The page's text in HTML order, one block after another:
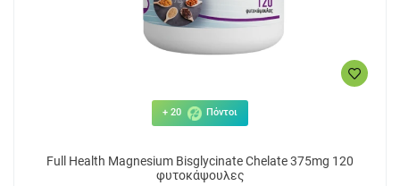
+ 20 Πόντοι
Full Health Magnesium Bisglycinate Chelate 375mg 120
φυτοκάψουλες